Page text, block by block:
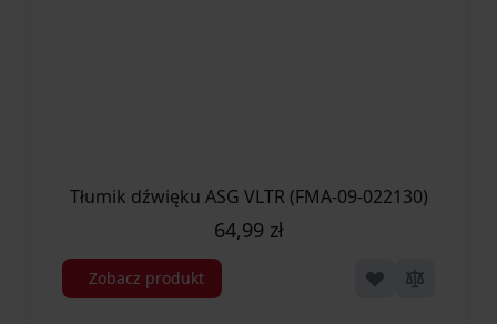
Tłumik dźwięku ASG VLTR (FMA-09-022130)
64,99 zł
Zobacz produkt